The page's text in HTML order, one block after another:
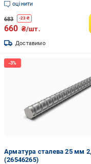
оцінити
683 -23 ₴
660 ₴/шт.
Доставимо
Арматура сталева 25 мм
(26546265)